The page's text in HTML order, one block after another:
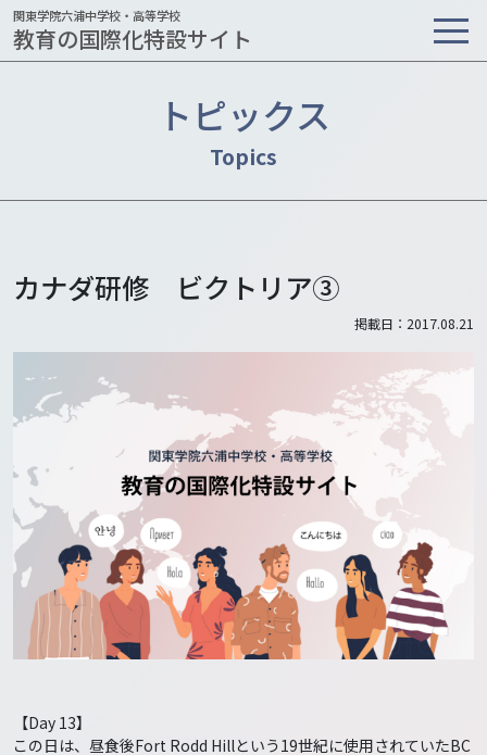
関東学院六浦中学校・高等学校
教育の国際化特設サイト
トピックス
カナダ研修 ビクトリア③
掲載日：2017.08.21
【Day 13】
この日は、昼食後Fort Rodd Hillという19世紀に使用されていたBC